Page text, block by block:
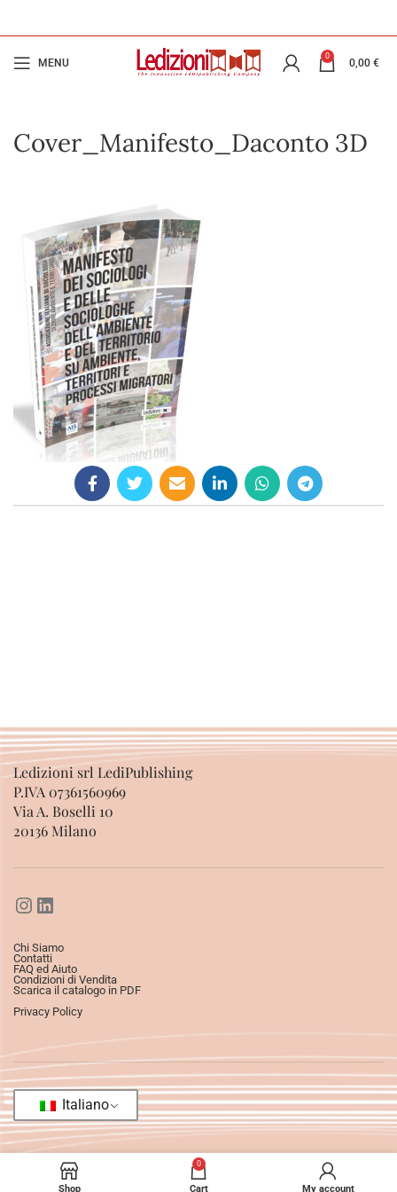
MENU
0
0,00 €
Cover_Manifesto_Daconto 3D
Ledizioni srl LediPublishing
P.IVA 07361560969
Via A. Boselli 10
20136 Milano
Chi Siamo
Contatti
FAQ ed Aiuto
Condizioni di Vendita
Scarica il catalogo in PDF
Privacy Policy
Italiano
Shop
0
Cart My account